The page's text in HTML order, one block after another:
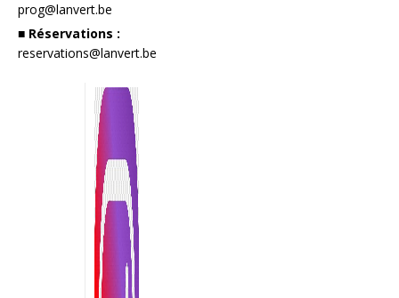
prog@lanvert.be
■ Réservations :
reservations@lanvert.be